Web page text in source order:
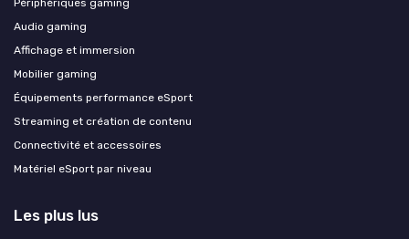
Périphériques gaming
Audio gaming
Affichage et immersion
Mobilier gaming
Équipements performance eSport
Streaming et création de contenu
Connectivité et accessoires
Matériel eSport par niveau
Les plus lus